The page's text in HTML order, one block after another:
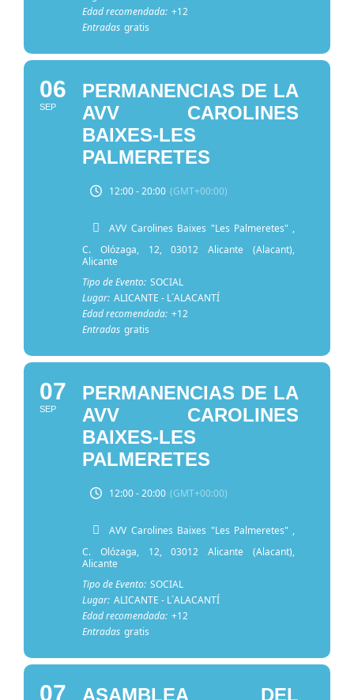
Edad recomendada: +12
Entradas gratis
06
SEP
PERMANENCIAS DE LA
AVV CAROLINES
BAIXES-LES
PALMERETES
12:00 - 20:00 (GMT+00:00)
AVV Carolines Baixes "Les Palmeretes" ,
C. Olózaga, 12, 03012 Alicante (Alacant),
Alicante
Tipo de Evento: SOCIAL
Lugar: ALICANTE - L´ALACANTÍ
Edad recomendada: +12
Entradas gratis
07
SEP
PERMANENCIAS DE LA
AVV CAROLINES
BAIXES-LES
PALMERETES
12:00 - 20:00 (GMT+00:00)
AVV Carolines Baixes "Les Palmeretes" ,
C. Olózaga, 12, 03012 Alicante (Alacant),
Alicante
Tipo de Evento: SOCIAL
Lugar: ALICANTE - L´ALACANTÍ
Edad recomendada: +12
Entradas gratis
07 ASAMBLEA DEL